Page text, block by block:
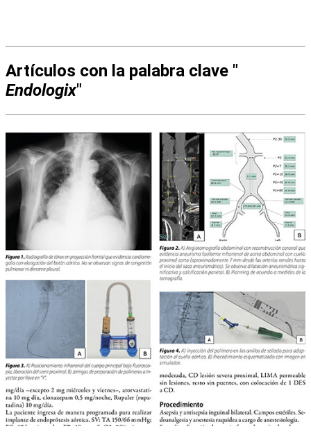
Artículos con la palabra clave "
Endologix"